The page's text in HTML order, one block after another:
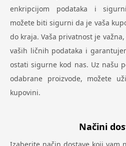
enkripcijom podataka i
možete biti sigurni da je vaša
do kraja. Vaša privatnost je
vaših ličnih podataka i
ostati sigurne kod nas. Uz našu
odabrane proizvode, možete
kupovini.
Načini